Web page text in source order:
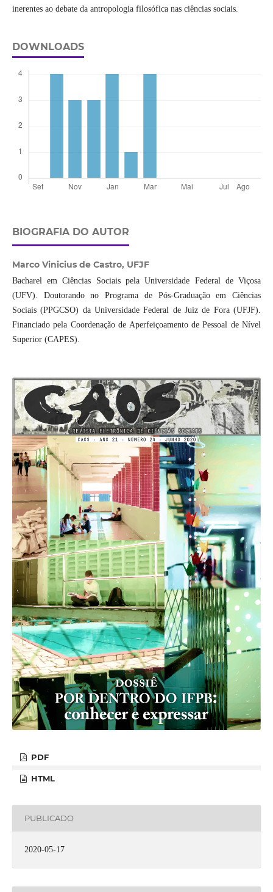
inerentes ao debate da antropologia filosófica nas ciências sociais.
DOWNLOADS
BIOGRAFIA DO AUTOR
Marco Vinicius de Castro, UFJF
Bacharel em Ciências Sociais pela Universidade Federal de Viçosa
(UFV). Doutorando no Programa de Pós-Graduação em Ciências
Sociais (PPGCSO) da Universidade Federal de Juiz de Fora (UFJF).
Financiado pela Coordenação de Aperfeiçoamento de Pessoal de Nível
Superior (CAPES).
PDF
HTML
PUBLICADO
2020-05-17